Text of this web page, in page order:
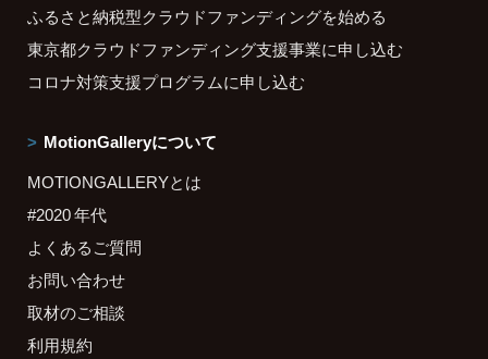
ふるさと納税型クラウドファンディングを始める
東京都クラウドファンディング支援事業に申し込む
コロナ対策支援プログラムに申し込む
MotionGalleryについて
MOTIONGALLERYとは
#2020 年代
よくあるご質問
お問い合わせ
取材のご相談
利用規約